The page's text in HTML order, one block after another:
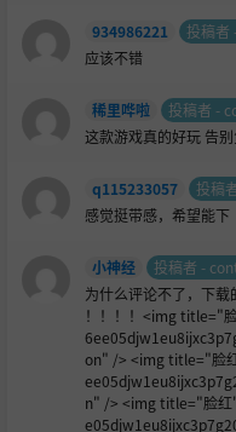
934986221 投稿
应该不错
稀里哗啦 投稿者 -
这款游戏真的好玩 告
q115233057 投稿
感觉挺带感，希望能下
小神经 投稿者 -
为什么评论不了，下
！！！！<img title="
on" /> <img title="脸
n" /> <img title="脸